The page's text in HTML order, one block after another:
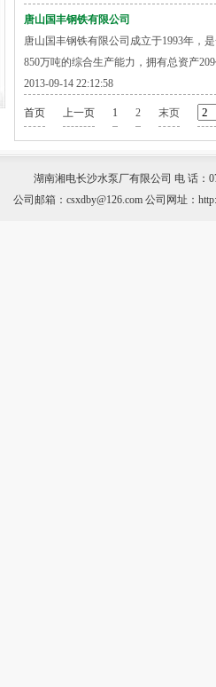
唐山国丰钢铁有限公司
唐山国丰钢铁有限公司成立于1993年，
850万吨的综合生产能力，拥有总资产
2013-09-14 22:12:58
首页 上一页 1 2 末页
湖南湘电长沙水泵厂有限公司 电 话：
公司邮箱：csxdby@126.com 公司网址：